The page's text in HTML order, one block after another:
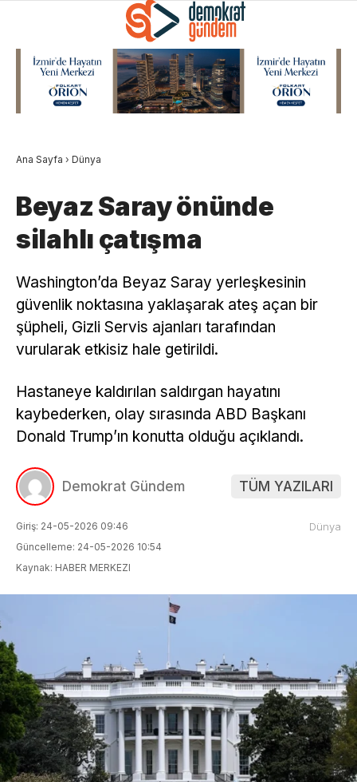
Ana Sayfa › Dünya
Beyaz Saray önünde
silahlı çatışma
Washington’da Beyaz Saray yerleşkesinin
güvenlik noktasına yaklaşarak ateş açan bir
şüpheli, Gizli Servis ajanları tarafından
vurularak etkisiz hale getirildi.
Hastaneye kaldırılan saldırgan hayatını
kaybederken, olay sırasında ABD Başkanı
Donald Trump’ın konutta olduğu açıklandı.
Demokrat Gündem TÜM YAZILARI
Giriş: 24-05-2026 09:46
Güncelleme: 24-05-2026 10:54
Kaynak: HABER MERKEZI
Dünya